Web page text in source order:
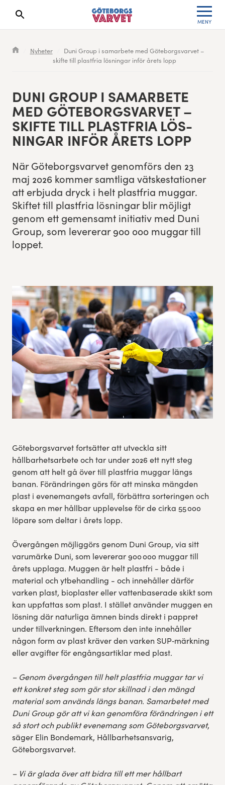
MENY
Sökresultaten dyker upp här
Nyheter
Duni Group i samarbete med Göteborgsvarvet –
skifte till plastfria lösningar inför årets lopp
DUNI GROUP I SAMAR­BETE
MED GÖTE­BORGSVARVET –
SKIFTE TILL PLAS­T­FRIA LÖS­
NINGAR INFÖR ÅRETS LOPP
När Göte­borgsvarvet genom­förs den 23
maj 2026 kom­mer samtli­ga vätskesta­tion­er
att erb­ju­da dryck i helt plas­t­fria mug­gar.
Skiftet till plas­t­fria lös­ningar blir möjligt
genom ett gemen­samt ini­tia­tiv med Duni
Group, som lev­er­erar900 000mug­gar till
loppet.
Göteborgsvarvet fortsätter att utveckla sitt
hållbarhetsarbete och tar under 2026 ett nytt steg
genom att helt gå över till plastfria muggar längs
banan. Förändringen görs för att minska mängden
plast i evenemangets avfall, förbättra sorteringen och
skapa en mer hållbar upplevelse för de cirka 55 000
löpare som deltar i årets lopp.
Övergången möjliggörs genom Duni Group, via sitt
varumärke Duni, som levererar 900 000 muggar till
årets upplaga. Muggen är helt plastfri - både i
material och ytbehandling - och innehåller därför
varken plast, bioplaster eller vattenbaserade skikt som
kan uppfattas som plast. I stället använder muggen en
lösning där naturliga ämnen binds direkt i pappret
under tillverkningen. Eftersom den inte innehåller
någon form av plast kräver den varken SUP‑märkning
eller avgifter för engångsartiklar med plast.
– Genom övergången till helt plastfria muggar tar vi
ett konkret steg som gör stor skillnad i den mängd
material som används längs banan. Samarbetet med
Duni Group gör att vi kan genomföra förändringen i ett
så stort och publikt evenemang som Göteborgsvarvet,
säger Elin Bondemark, Hållbarhetsansvarig,
Göteborgsvarvet.
– Vi är glada över att bidra till ett mer hållbart
Deltagarinformation
Bana
Göteborgsvarvet Expo
Löparinspiration och träning
Spring för välgörenhet
Göteborgsvarvet familjeområde
Res, bo, upplev
Göteborgsvarvets historia
Funktionär/Volontär
Stafettvarvet
Minivarvet
Lilla Varvet
Varvetmilen
Evenemangs- & mediepartners
Partners Varvetveckan
Partnerportal
Resultatarkiv